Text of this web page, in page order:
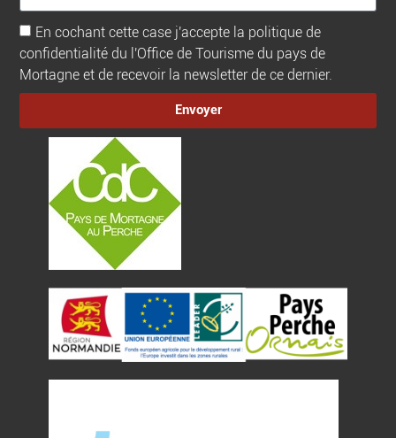
En cochant cette case j'accepte la politique de
confidentialité du l'Office de Tourisme du pays de
Mortagne et de recevoir la newsletter de ce dernier.
Envoyer